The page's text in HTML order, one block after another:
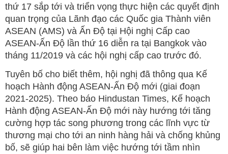
thứ 17 sắp tới và triển vọng thực hiện các quyết định
quan trọng của Lãnh đạo các Quốc gia Thành viên
ASEAN (AMS) và Ấn Độ tại Hội nghị Cấp cao
ASEAN-Ấn Độ lần thứ 16 diễn ra tại Bangkok vào
tháng 11/2019 và các hội nghị cấp cao trước đó.
Tuyên bố cho biết thêm, hội nghị đã thông qua Kế
hoạch Hành động ASEAN-Ấn Độ mới (giai đoạn
2021-2025). Theo báo Hindustan Times, Kế hoạch
Hành động ASEAN-Ấn Độ mới này hướng tới tăng
cường hợp tác song phương trong các lĩnh vực từ
thương mại cho tới an ninh hàng hải và chống khủng
bố, sẽ giúp hai bên làm việc hướng tới tầm nhìn